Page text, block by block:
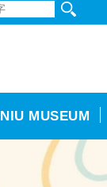
NIU MUSEUM